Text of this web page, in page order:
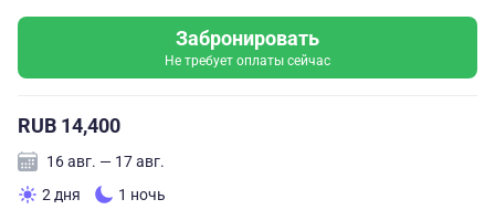
Забронировать
Не требует оплаты сейчас
RUB 14,400
16 авг. — 17 авг.
2 дня
1 ночь